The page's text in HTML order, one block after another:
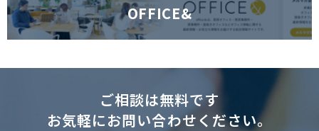
OFFICE&
ご相談は無料です
お気軽にお問い合わせください。